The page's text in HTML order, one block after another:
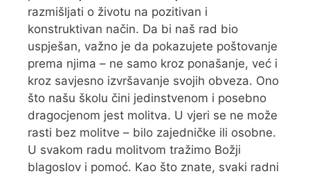
razmišljati o životu na pozitivan i
konstruktivan način. Da bi naš rad bio
uspješan, važno je da pokazujete poštovanje
prema njima – ne samo kroz ponašanje, već i
kroz savjesno izvršavanje svojih obveza. Ono
što našu školu čini jedinstvenom i posebno
dragocjenom jest molitva. U vjeri se ne može
rasti bez molitve – bilo zajedničke ili osobne.
U svakom radu molitvom tražimo Božji
blagoslov i pomoć. Kao što znate, svaki radni